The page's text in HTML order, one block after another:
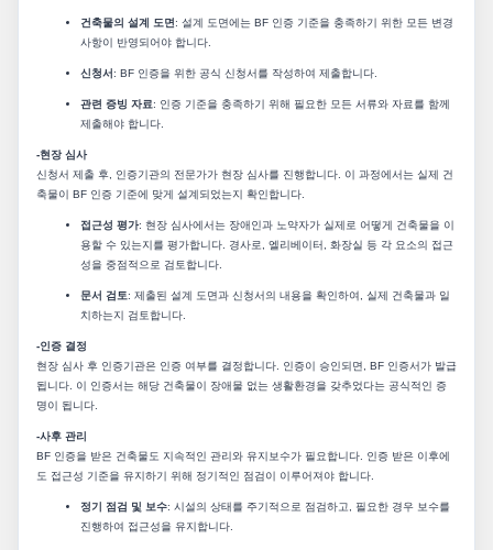
건축물의 설계 도면: 설계 도면에는 BF 인증 기준을 충족하기 위한 모든 변경
사항이 반영되어야 합니다.
신청서 : BF 인증을 위한 공식 신청서를 작성하여 제출합니다.
관련 증빙 자료: 인증 기준을 충족하기 위해 필요한 모든 서류와 자료를 함께
제출해야 합니다.
-현장 심사
신청서 제출 후, 인증기관의 전문가가 현장 심사를 진행합니다. 이 과정에서는 실제 건
축물이 BF 인증 기준에 맞게 설계되었는지 확인합니다.
접근성 평가: 현장 심사에서는 장애인과 노약자가 실제로 어떻게 건축물을 이
용할 수 있는지를 평가합니다. 경사로, 엘리베이터, 화장실 등 각 요소의 접근
성을 중점적으로 검토합니다.
문서 검토: 제출된 설계 도면과 신청서의 내용을 확인하여, 실제 건축물과 일
치하는지 검토합니다.
-인증 결정
현장 심사 후 인증기관은 인증 여부를 결정합니다. 인증이 승인되면, BF 인증서가 발급
됩니다. 이 인증서는 해당 건축물이 장애물 없는 생활환경을 갖추었다는 공식적인 증
명이 됩니다.
-사후 관리
BF 인증을 받은 건축물도 지속적인 관리와 유지보수가 필요합니다. 인증 받은 이후에
도 접근성 기준을 유지하기 위해 정기적인 점검이 이루어져야 합니다.
정기 점검 및 보수: 시설의 상태를 주기적으로 점검하고, 필요한 경우 보수를
진행하여 접근성을 유지합니다.